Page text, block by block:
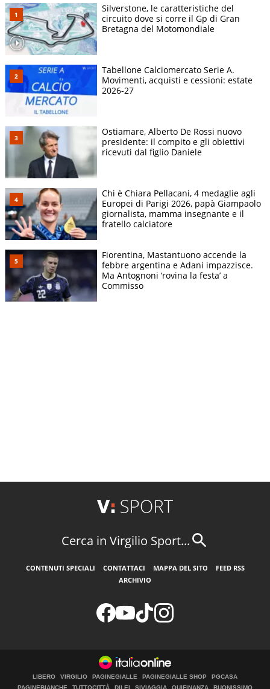
Silverstone, le caratteristiche del
circuito dove si corre il Gp di Gran
Bretagna del Motomondiale
Tabellone Calciomercato Serie A.
Movimenti, acquisti e cessioni: estate
2026-27
Ostiamare, Alberto De Rossi nuovo
presidente: il compito e gli obiettivi
ricevuti dal figlio Daniele
Chi è Chiara Pellacani, 4 medaglie agli
Europei di Parigi 2026, papà Giampaolo
giornalista, mamma insegnante e il
fratello calciatore
Fiorentina, Mastantuono accende la
febbre argentina e Adani impazzisce.
Ma Antognoni ‘rovina la festa’ a
Commisso
Cerca in Virgilio Sport...
CONTENUTI SPECIALI CONTATTACI MAPPA DEL SITO
FEED RSS
ARCHIVIO
LIBERO VIRGILIO PAGINEGIALLE PAGINEGIALLE SHOP
PGCASA
PAGINEBIANCHE
TUTTOCITTÀ DILEI SIVIAGGIA QUIFINANZA BUONISSIMO